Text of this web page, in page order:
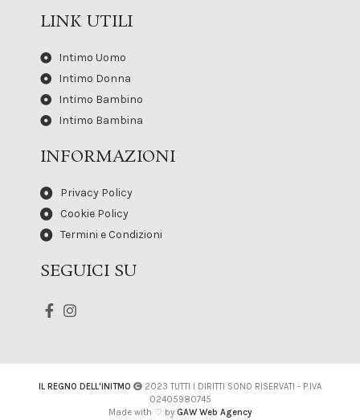
LINK UTILI
Intimo Uomo
Intimo Donna
Intimo Bambino
Intimo Bambina
INFORMAZIONI
Privacy Policy
Cookie Policy
Termini e Condizioni
SEGUICI SU
IL REGNO DELL'INITMO
2023 TUTTI I DIRITTI SONO RISERVATI - P.IVA
02405980745
Made with ♡ by GAW Web Agency